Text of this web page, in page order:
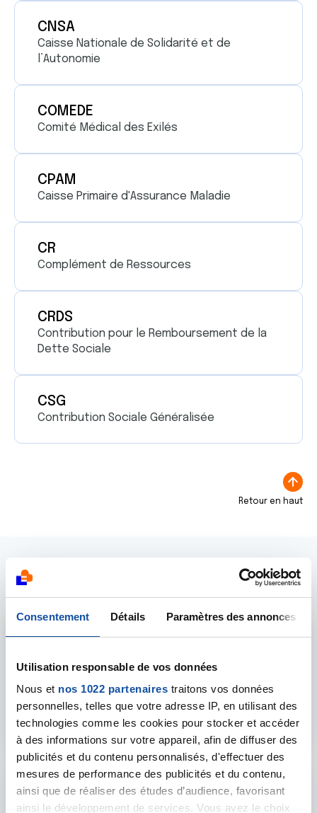
Consentement Détails Paramètres des annonces
Utilisation responsable de vos données
Nous et nos 1022 partenaires traitons vos données
personnelles, telles que votre adresse IP, en utilisant des
technologies comme les cookies pour stocker et accéder
à des informations sur votre appareil, afin de diffuser des
publicités et du contenu personnalisés, d'effectuer des
mesures de performance des publicités et du contenu,
ainsi que de réaliser des études d’audience, favorisant
ainsi le développement de services. Vous avez le choix
CNSA
Caisse Nationale de Solidarité et de
l’Autonomie
COMEDE
Comité Médical des Exilés
CPAM
Caisse Primaire d'Assurance Maladie
CR
Complément de Ressources
CRDS
Contribution pour le Remboursement de la
Dette Sociale
CSG
Contribution Sociale Généralisée
Retour en haut
Accueil
Accéder